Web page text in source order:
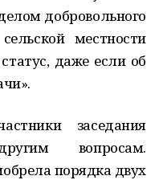
добровольного
местности
даже если об
заседания
вопросам.
порядка двух